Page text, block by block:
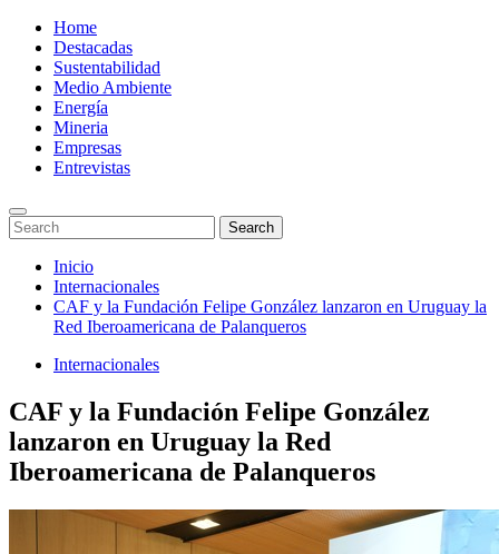
Menu
Home
Destacadas
Sustentabilidad
Medio Ambiente
Energía
Mineria
Empresas
Entrevistas
Enter
Keyword
Search
for:
Search
Search
Saltar
contenido
Inicio
Internacionales
CAF y la Fundación Felipe González lanzaron en Uruguay la
Red Iberoamericana de Palanqueros
Internacionales
CAF y la Fundación Felipe González
lanzaron en Uruguay la Red
Iberoamericana de Palanqueros